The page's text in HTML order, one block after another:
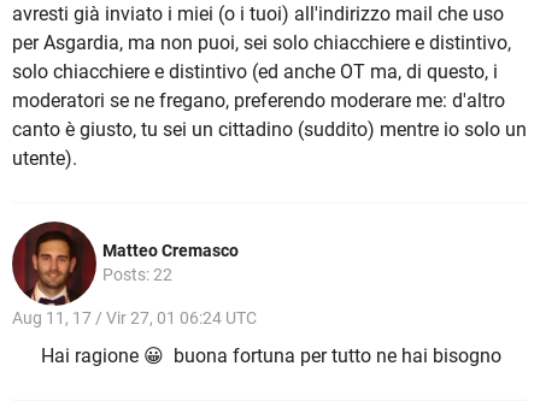
avresti già inviato i miei (o i tuoi) all'indirizzo mail che uso
per Asgardia, ma non puoi, sei solo chiacchiere e distintivo,
solo chiacchiere e distintivo (ed anche OT ma, di questo, i
moderatori se ne fregano, preferendo moderare me: d'altro
canto è giusto, tu sei un cittadino (suddito) mentre io solo un
utente).
Matteo Cremasco
Posts: 22
Aug 11, 17 / Vir 27, 01 06:24 UTC
Hai ragione 😀 buona fortuna per tutto ne hai bisogno